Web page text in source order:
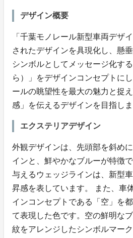
デザイン概要
「千葉モノレール新型車両デザ
されたデザインを具現化し、懸
シンボルとしてメッセージ化す
ら）」をデザインコンセプトに
ールの眺望性を最大の魅力と捉
感」を伝えるデザインを目指し
エクステリアデザイン
外観デザインは、先頭部を斜め
インと、鮮やかなブルーが特徴
与えるウェッジラインは、新型
昇感を表しています。 また、車
インコンセプトである「空」を
て表現した色です。空の鮮明な
紋をアレンジしたシンボルマー